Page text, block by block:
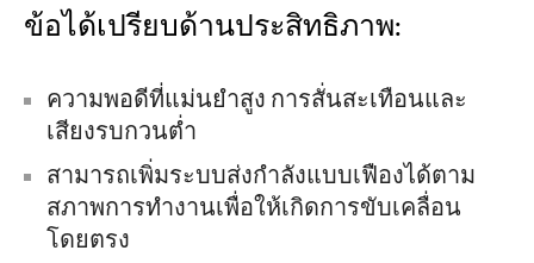
ข้อได้เปรียบด้านประสิทธิภาพ:
ความพอดีที่แม่นยำสูง การสั่นสะเทือนและ
เสียงรบกวนต่ำ
สามารถเพิ่มระบบส่งกำลังแบบเฟืองได้ตาม
สภาพการทำงานเพื่อให้เกิดการขับเคลื่อน
โดยตรง